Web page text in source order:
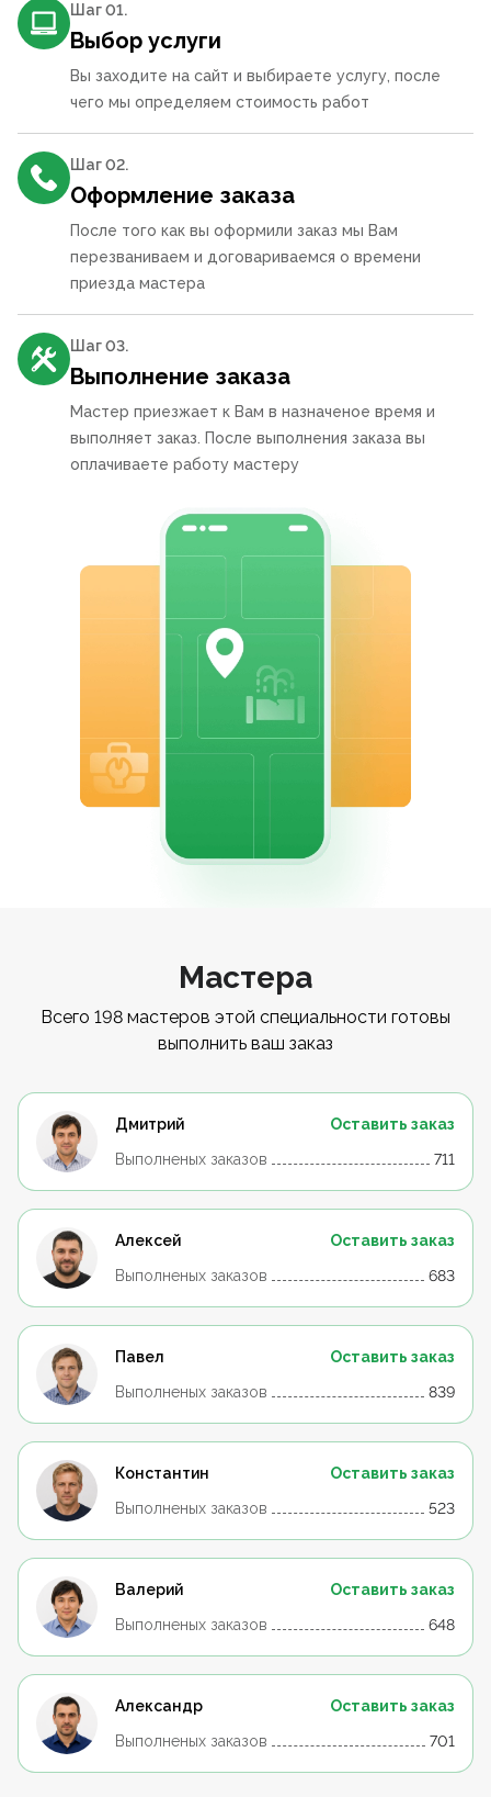
Шаг 01.
Выбор услуги
Вы заходите на сайт и выбираете услугу, после
чего мы определяем стоимость работ
Шаг 02.
Оформление заказа
После того как вы оформили заказ мы Вам
перезваниваем и договариваемся о времени
приезда мастера
Шаг 03.
Выполнение заказа
Мастер приезжает к Вам в назначеное время и
выполняет заказ. После выполнения заказа вы
оплачиваете работу мастеру
Мастера
Всего 198 мастеров этой специальности готовы
выполнить ваш заказ
Дмитрий
Оставить заказ
Выполненых заказов
711
Алексей
Оставить заказ
Выполненых заказов
683
Павел
Оставить заказ
Выполненых заказов
839
Константин
Оставить заказ
Выполненых заказов
523
Валерий
Оставить заказ
Выполненых заказов
648
Александр
Оставить заказ
Выполненых заказов
701